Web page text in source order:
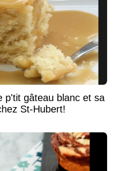
p'tit gâteau blanc et sa
St-Hubert!